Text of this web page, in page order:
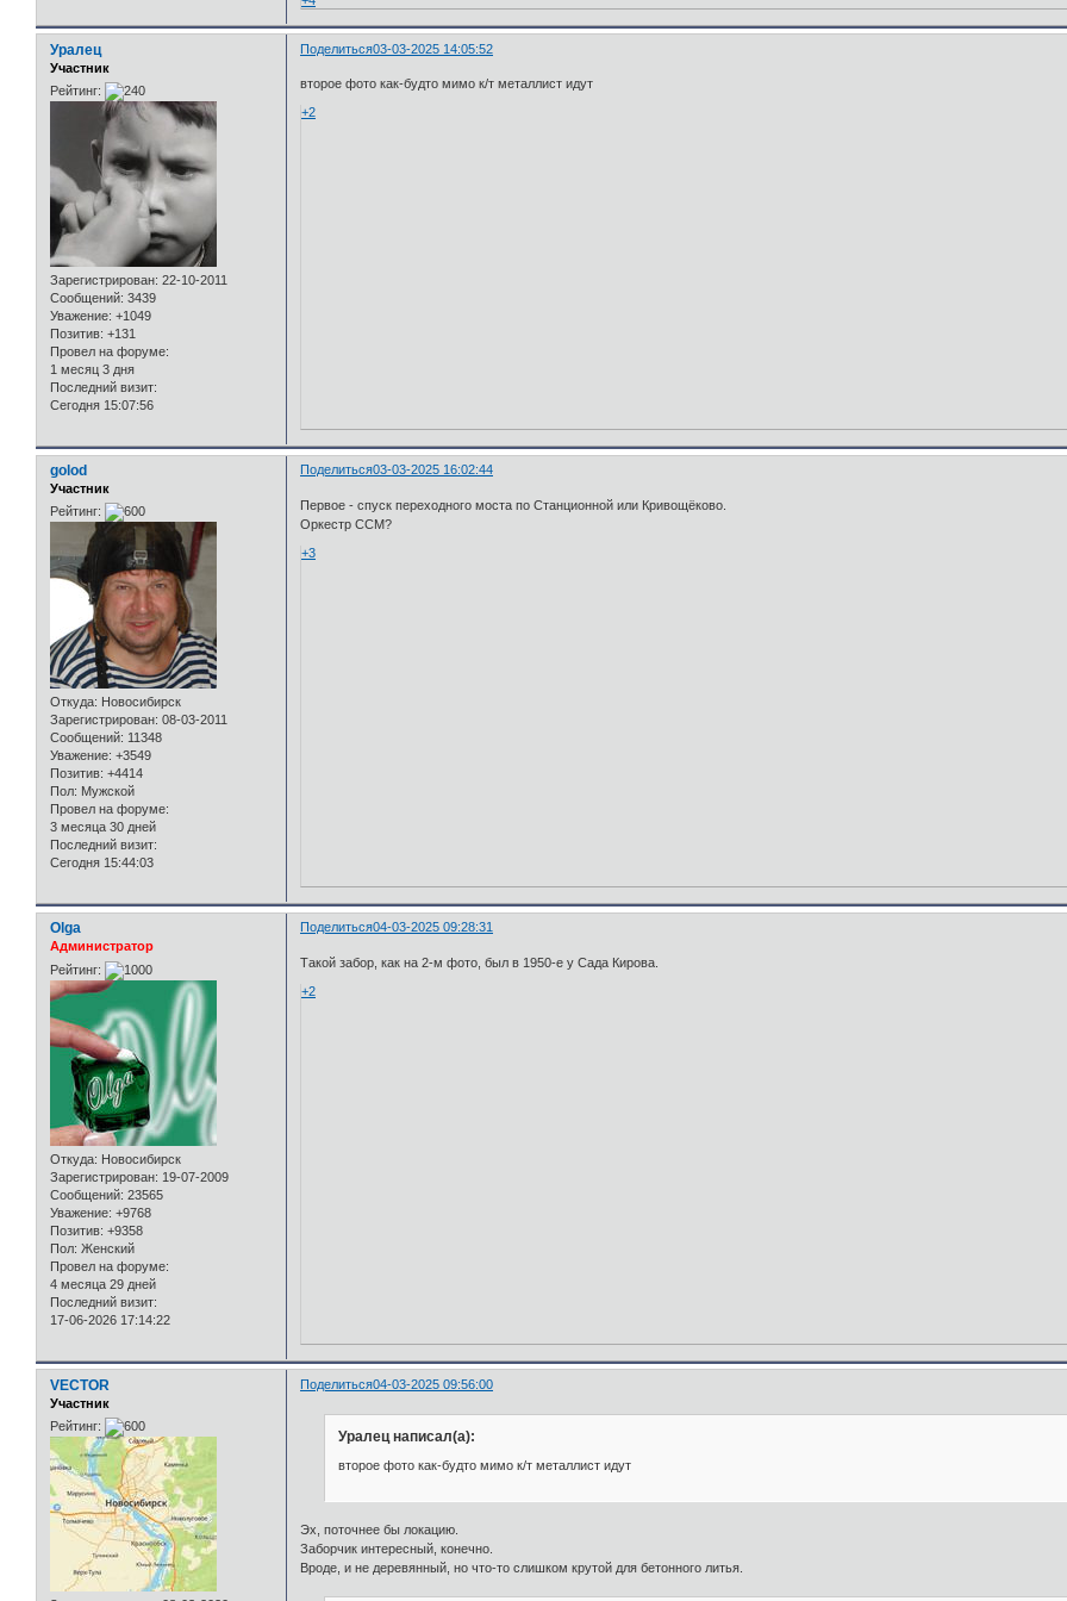
Поделиться03-03-2025 14:05:52
Уралец
Участник
Рейтинг:
Зарегистрирован: 22-10-2011
Сообщений: 3439
Уважение: +1049
Позитив: +131
Провел на форуме:
1 месяц 3 дня
Последний визит:
Сегодня 15:07:56
второе фото как-будто мимо к/т металлист идут
+2
Поделиться03-03-2025 16:02:44
golod
Участник
Рейтинг:
Откуда: Новосибирск
Зарегистрирован: 08-03-2011
Сообщений: 11348
Уважение: +3549
Позитив: +4414
Пол: Мужской
Провел на форуме:
3 месяца 30 дней
Последний визит:
Сегодня 15:44:03
Первое - спуск переходного моста по Станционной или Кривощёково.
Оркестр ССМ?
+3
Поделиться04-03-2025 09:28:31
Olga
Администратор
Рейтинг:
Откуда: Новосибирск
Зарегистрирован: 19-07-2009
Сообщений: 23565
Уважение: +9768
Позитив: +9358
Пол: Женский
Провел на форуме:
4 месяца 29 дней
Последний визит:
17-06-2026 17:14:22
Такой забор, как на 2-м фото, был в 1950-е у Сада Кирова.
+2
Поделиться04-03-2025 09:56:00
VECTOR
Участник
Рейтинг:
Уралец написал(а):
второе фото как-будто мимо к/т металлист идут
Эх, поточнее бы локацию.
Заборчик интересный, конечно.
Вроде, и не деревянный, но что-то слишком крутой для бетонного литья.